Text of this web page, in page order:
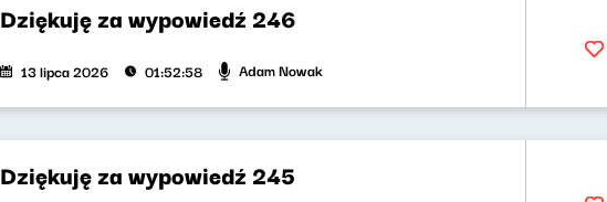
Dziękuję za wypowiedź 246
13 lipca 2026 01:52:58 Adam Nowak
Dziękuję za wypowiedź 245